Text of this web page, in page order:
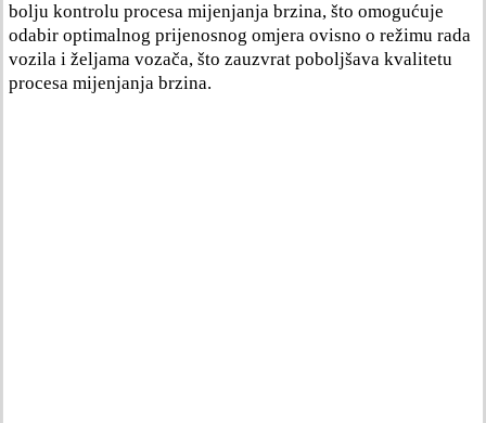
bolju kontrolu procesa mijenjanja brzina, što omogućuje
odabir optimalnog prijenosnog omjera ovisno o režimu rada
vozila i željama vozača, što zauzvrat poboljšava kvalitetu
procesa mijenjanja brzina.